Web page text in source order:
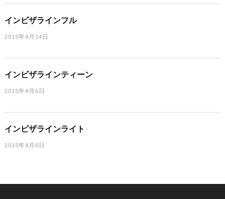
インビザラインフル
2015年4月14日
インビザラインティーン
2015年4月6日
インビザラインライト
2015年4月6日